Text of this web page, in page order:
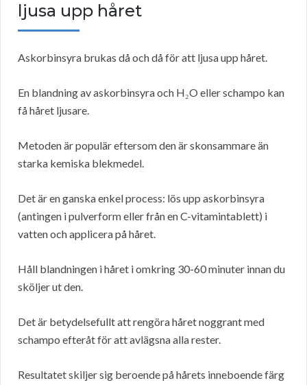
ljusa upp håret
Askorbinsyra brukas då och då för att ljusa upp håret.
En blandning av askorbinsyra och H₂O eller schampo kan
få håret ljusare.
Metoden är populär eftersom den är skonsammare än
starka kemiska blekmedel.
Det är en ganska enkel process: lös upp askorbinsyra
(antingen i pulverform eller från en C-vitamintablett) i
vatten och applicera på håret.
Håll blandningen i håret i omkring 30-60 minuter innan du
sköljer ut den.
Det är betydelsefullt att rengöra håret noggrant med
schampo efteråt för att avlägsna alla rester.
Resultatet skiljer sig beroende på hårets inneboende färg